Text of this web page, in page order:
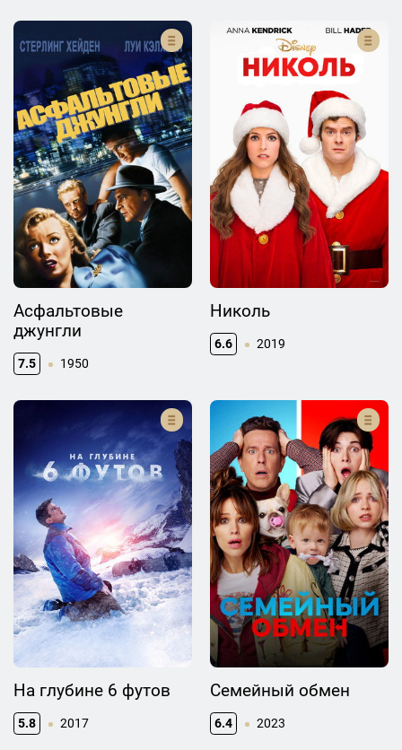
Асфальтовые
джунгли
7.5 1950
Николь
6.6 2019
На глубине 6 футов
5.8 2017
Семейный обмен
6.4 2023